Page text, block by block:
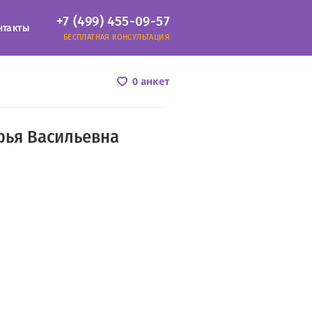
+7 (499) 455-09-57
БЕСПЛАТНАЯ КОНСУЛЬТАЦИЯ
0 анкет
Васильевна